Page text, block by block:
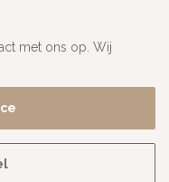
met ons op. Wij